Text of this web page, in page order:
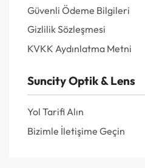
Güvenli Ödeme Bilgileri
Gizlilik Sözleşmesi
KVKK Aydınlatma Metni
Suncity Optik & Lens
Yol Tarifi Alın
Bizimle İletişime Geçin